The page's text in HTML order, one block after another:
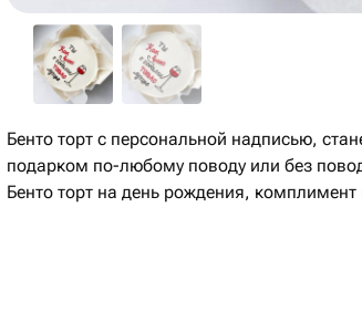
Бенто торт с персональной надписью,
подарком по-любому поводу или без
Бенто торт на день рождения,